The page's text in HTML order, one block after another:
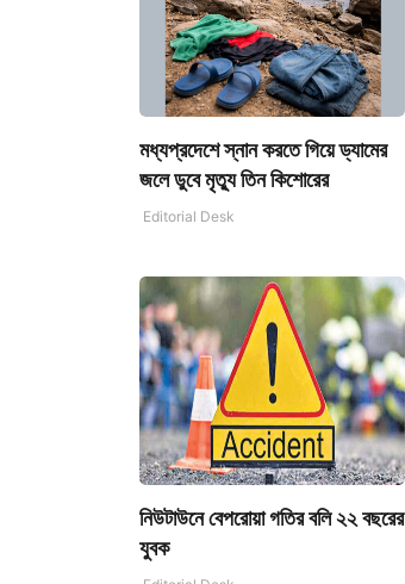
মধ্যপ্রদেশে স্নান করতে গিয়ে ড্যামের
জলে ডুবে মৃত্যু তিন কিশোরের
Editorial Desk
নিউটাউনে বেপরোয়া গতির বলি ২২ বছরের
যুবক